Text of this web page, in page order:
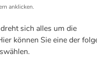
anklicken.
sich alles um die
können Sie eine der